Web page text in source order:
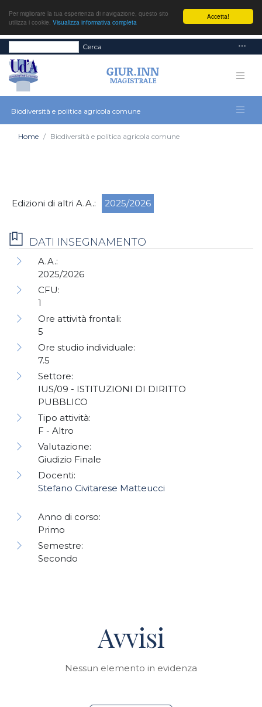
Accetta!
Per migliorare la tua esperienza di navigazione, questo sito
utilizza i cookie. Visualizza informativa completa
Cerca
Biodiversità e politica agricola comune
Home Biodiversità e politica agricola comune
Edizioni di altri A.A.: 2025/2026
DATI INSEGNAMENTO
A.A.:
2025/2026
CFU:
1
Ore attività frontali:
5
Ore studio individuale:
7.5
Settore:
IUS/09 - ISTITUZIONI DI DIRITTO
PUBBLICO
Tipo attività:
F - Altro
Valutazione:
Giudizio Finale
Docenti:
Stefano Civitarese Matteucci
Anno di corso:
Primo
Semestre:
Secondo
Avvisi
Nessun elemento in evidenza